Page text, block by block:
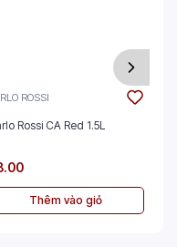
ROSSI
Rossi CA Red 1.5L
Thêm vào giỏ